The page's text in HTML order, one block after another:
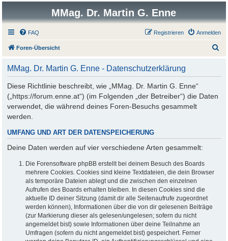
MMag. Dr. Martin G. Enne
FAQ Anmelden
Registrieren
Foren-Übersicht
MMag. Dr. Martin G. Enne - Datenschutzerklärung
Diese Richtlinie beschreibt, wie „MMag. Dr. Martin G. Enne“
(„https://forum.enne.at“) (im Folgenden „der Betreiber“) die Daten
verwendet, die während deines Foren-Besuchs gesammelt
werden.
UMFANG UND ART DER DATENSPEICHERUNG
Deine Daten werden auf vier verschiedene Arten gesammelt:
Die Forensoftware phpBB erstellt bei deinem Besuch des Boards
mehrere Cookies. Cookies sind kleine Textdateien, die dein Browser
als temporäre Dateien ablegt und die zwischen den einzelnen
Aufrufen des Boards erhalten bleiben. In diesen Cookies sind die
aktuelle ID deiner Sitzung (damit dir alle Seitenaufrufe zugeordnet
werden können), Informationen über die von dir gelesenen Beiträge
(zur Markierung dieser als gelesen/ungelesen; sofern du nicht
angemeldet bist) sowie Informationen über deine Teilnahme an
Umfragen (sofern du nicht angemeldet bist) gespeichert. Ferner